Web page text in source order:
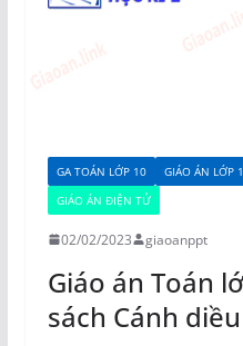
GA TOÁN LỚP 10 GIÁO ÁN LỚP
GIÁO ÁN ĐIỆN TỬ
02/02/2023 giaoanppt
Giáo án Toán
sách Cánh diều